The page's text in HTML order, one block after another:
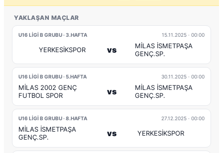
YAKLAŞAN MAÇLAR
U16 LİGİ B GRUBU · 3.HAFTA 15.11.2025 · 00:00
YERKESİKSPOR vs
MİLAS İSMETPAŞA
GENÇ.SP.
U16 LİGİ B GRUBU · 5.HAFTA 30.11.2025 · 00:00
MİLAS 2002 GENÇ
FUTBOL SPOR
vs
MİLAS İSMETPAŞA
GENÇ.SP.
U16 LİGİ B GRUBU · 8.HAFTA 27.12.2025 · 00:00
MİLAS İSMETPAŞA
GENÇ.SP.
vs YERKESİKSPOR